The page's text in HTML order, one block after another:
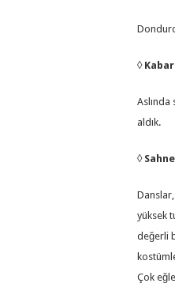
◊
Aslında
aldık.
◊
yüksek
değerli
Çok